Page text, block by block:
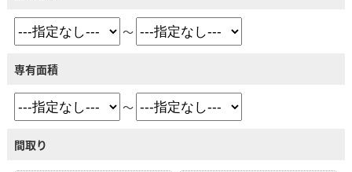
～
専有面積
～
間取り